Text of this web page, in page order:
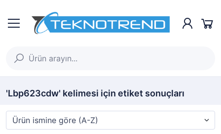
'Lbp623cdw' kelimesi için etiket sonuçları